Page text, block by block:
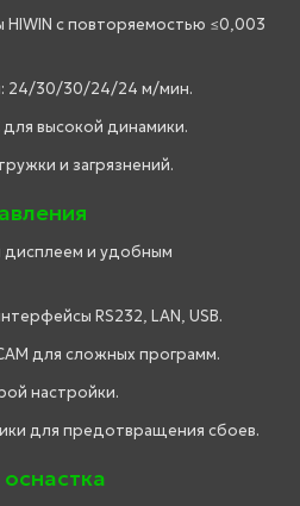
с повторяемостью ≤0,003
24/30/30/24/24 м/мин.
высокой динамики.
и загрязнений.
дисплеем и удобным
RS232, LAN, USB.
для сложных программ.
настройки.
для предотвращения сбоев.